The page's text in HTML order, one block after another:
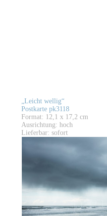
„Leicht wellig“
Postkarte pk3118
Format: 12,1 x 17,2 cm
Ausrichtung: hoch
Lieferbar: sofort